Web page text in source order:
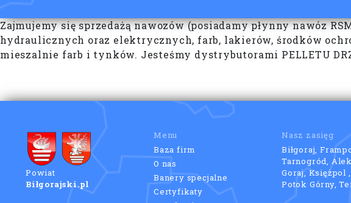
Zajmujemy się sprzedażą nawozów (posiadamy płynny nawóz
hydraulicznych oraz elektrycznych, farb, lakierów, środków
mieszalnie farb i tynków. Jesteśmy dystrybutorami PELLETU
Powiat
Biłgorajski.pl
Menu
Baza firm
O nas
Banery specjalne
Certyfikaty
Nasz zasięg
Biłgoraj,
Tarnogród,
Goraj, Księżpol
Potok Górny,